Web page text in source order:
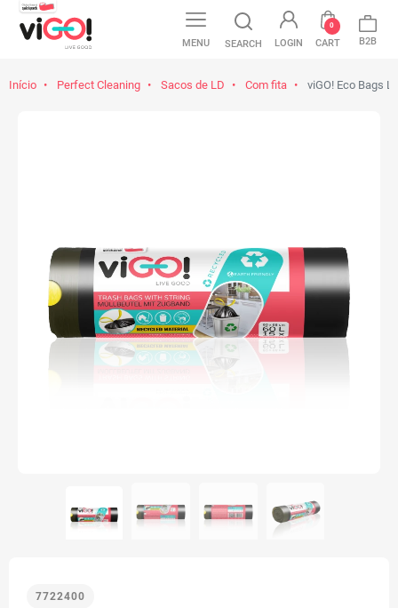
MENU SEARCH LOGIN CART
0
B2B
Início Perfect Cleaning Sacos de LD Com fita viGO! Eco Bags
7722400